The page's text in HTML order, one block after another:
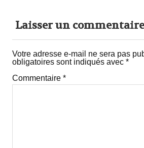
Laisser un
Votre adresse e-mail ne sera pas
obligatoires sont indiqués avec *
Commentaire *